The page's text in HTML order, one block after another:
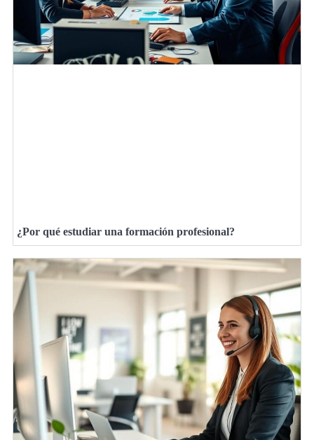
¿Por qué estudiar una formación profesional?